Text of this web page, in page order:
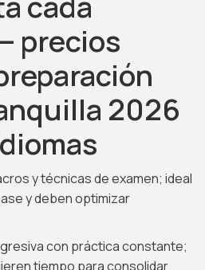
precios
2026
y técnicas de examen; ideal
y deben optimizar
con práctica constante;
tiempo para consolidar